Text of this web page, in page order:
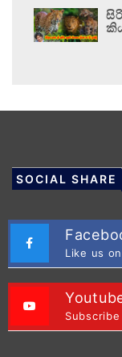
SOCIAL SHARE
Like us
Subscribe